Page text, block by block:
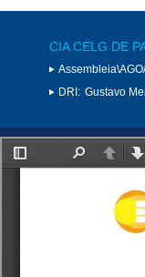
CIA CELG DE
DRI: Gustavo